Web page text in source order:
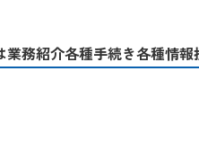
業務紹介各種手続き各種情報